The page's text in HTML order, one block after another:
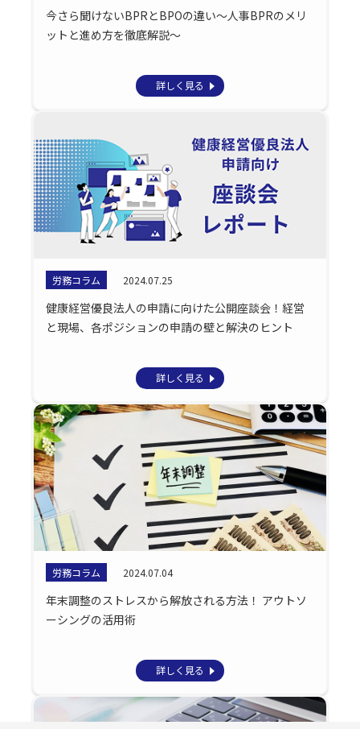
今さら聞けないBPRとBPOの違い～人事BPRのメリ
ットと進め方を徹底解説～
詳しく見る
労務コラム 2024.07.25
健康経営優良法人の申請に向けた公開座談会！経営
と現場、各ポジションの申請の壁と解決のヒント
詳しく見る
労務コラム 2024.07.04
年末調整のストレスから解放される方法！ アウトソ
ーシングの活用術
詳しく見る